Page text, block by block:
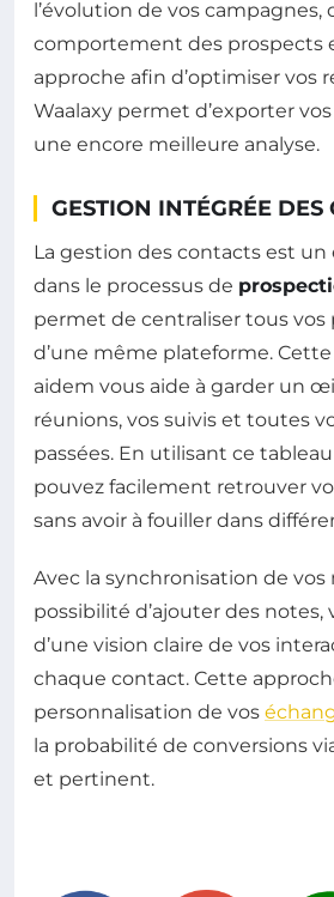
l’évolution de vos campagnes,
comportement des prospects
approche afin d’optimiser vos
Waalaxy permet d’exporter
une encore meilleure analyse.
GESTION INTÉGRÉE DES
La gestion des contacts est
dans le processus de
permet de centraliser tous vos
d’une même plateforme.
aidem vous aide à garder un
réunions, vos suivis et toutes
passées. En utilisant ce
pouvez facilement retrouver
sans avoir à fouiller dans
Avec la synchronisation de vos
possibilité d’ajouter des notes,
d’une vision claire de vos
chaque contact. Cette
personnalisation de vos
la probabilité de conversions
et pertinent.